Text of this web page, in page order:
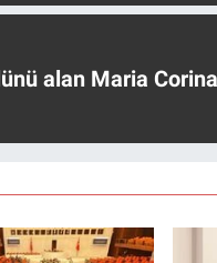
alan Maria